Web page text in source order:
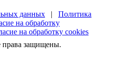
данных | Политика
на обработку
на обработку cookies
права защищены.